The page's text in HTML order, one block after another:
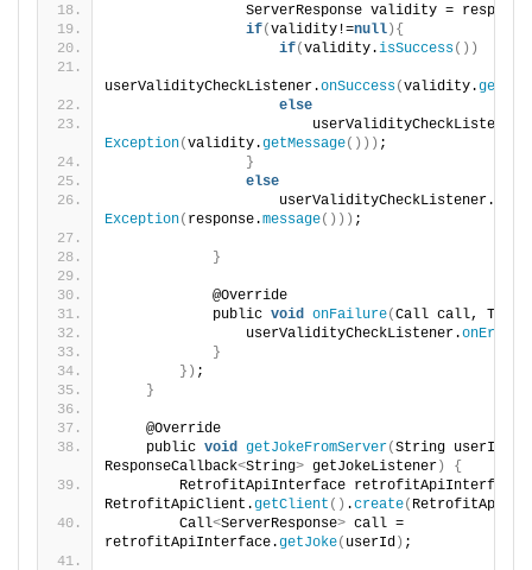
ServerResponse validity =
if(validity!=null){
if(validity.isSuccess())
userValidityCheckListener.onSuccess(validity.
else
                        userValidityCheckListener.
Exception(validity.getMessage())) ;
}
else
                    userValidityCheckListener.
Exception( response.message())) ;
}
            @Override
            public
void onFailure(Call call,
                userValidityCheckListener.
onError
}
}) ;
}
    @Override
    public
void getJokeFromServer(String userId,
ResponseCallback<String> getJokeListener)
{
RetrofitApiInterface retrofitApiInterface
RetrofitApiClient.getClient () .create(
        Call
<ServerResponse> call =
retrofitApiInterface.getJoke( userId ) ;